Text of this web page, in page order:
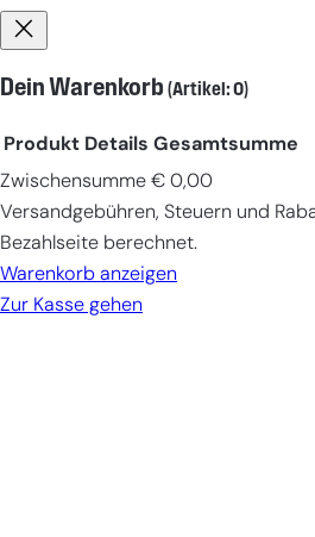
Dein Warenkorb (Artikel: 0)
Produkte
im
Warenkorb
Produkt Details Gesamtsumme
Zwischensumme € 0,00
Versandgebühren, Steuern und
Bezahlseite berechnet.
Warenkorb anzeigen
Zur Kasse gehen